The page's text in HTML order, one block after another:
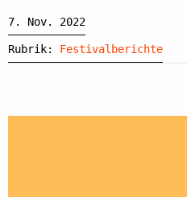
7. Nov. 2022
Rubrik: Festivalberichte